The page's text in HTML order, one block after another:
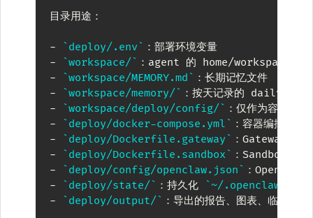
目录用途：
- `deploy/.env`
-
`workspace/`
-
`workspace/MEMORY.md`
-
`workspace/memory/`
-
`workspace/deploy/config/` ：仅作为容器内
-
`deploy/docker-compose.yml`
-
`deploy/Dockerfile.gateway`
-
`deploy/Dockerfile.sandbox`
-
`deploy/config/openclaw.json`
-
`deploy/state/` ：持久化
`~/.openclaw`
-
`deploy/output/` ：导出的报告、图表、临时文件